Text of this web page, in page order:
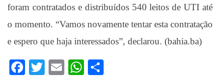
foram contratados e distribuídos 540 leitos de UTI até
o momento. “Vamos novamente tentar esta contratação
e espero que haja interessados”, declarou. (bahia.ba)
Facebook
Twitter
EmailWhatsApp